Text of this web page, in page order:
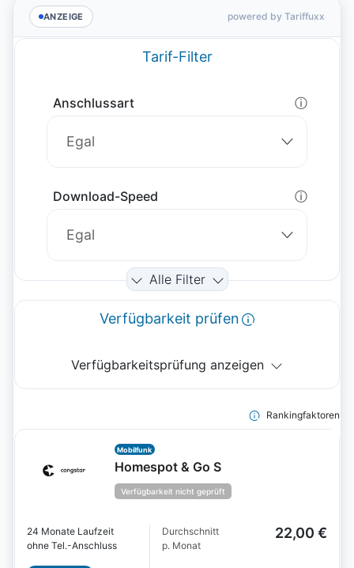
ANZEIGE powered by Tariffuxx